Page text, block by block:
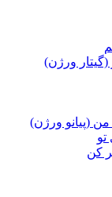
(گیتار ورژن)
من (پیانو ورژن)
تو
کن